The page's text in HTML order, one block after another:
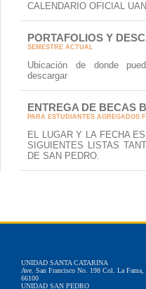
CALENDARIO OFICIAL
PORTAFOLIOS Y
SEMESTRE ACTUAL
Ubicación de donde
descargar
ENTREGA DE BECAS
PARA ESTUDIANTES AGREGADOS
EL LUGAR Y LA FECHA
SIGUIENTES LISTAS
DE SAN PEDRO.
UNIDAD SANTA CATARINA
Ave. San Francisco No. 198 Col. La
66100
UNIDAD SAN PEDRO